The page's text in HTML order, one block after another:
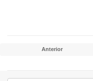
Anterior